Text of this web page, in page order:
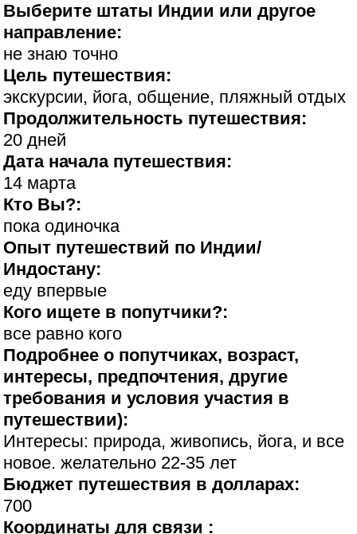
Выберите штаты Индии или другое
направление:
не знаю точно
Цель путешествия:
экскурсии, йога, общение, пляжный отдых
Продолжительность путешествия:
20 дней
Дата начала путешествия:
14 марта
Кто Вы?:
пока одиночка
Опыт путешествий по Индии/
Индостану:
еду впервые
Кого ищете в попутчики?:
все равно кого
Подробнее о попутчиках, возраст,
интересы, предпочтения, другие
требования и условия участия в
путешествии):
Интересы: природа, живопись, йога, и все
новое. желательно 22-35 лет
Бюджет путешествия в долларах:
700
Координаты для связи :